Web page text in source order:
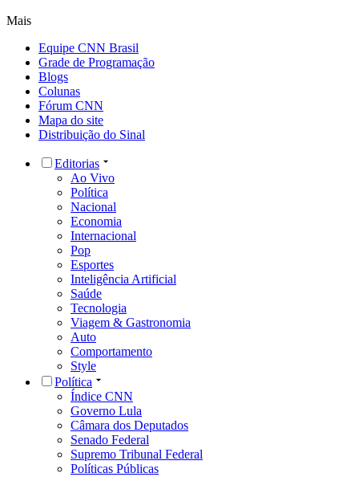
Mais
Equipe CNN Brasil
Grade de Programação
Blogs
Colunas
Fórum CNN
Mapa do site
Distribuição do Sinal
Editorias
Ao Vivo
Política
Nacional
Economia
Internacional
Pop
Esportes
Inteligência Artificial
Saúde
Tecnologia
Viagem & Gastronomia
Auto
Comportamento
Style
Política
Índice CNN
Governo Lula
Câmara dos Deputados
Senado Federal
Supremo Tribunal Federal
Políticas Públicas